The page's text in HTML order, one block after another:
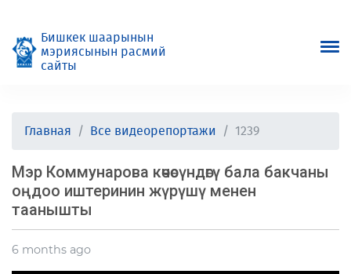
Бишкек шаарынын
мэриясынын расмий
сайты
Главная Все видеорепортажи 1239
Мэр Коммунарова көчөсүндөгү бала бакчаны
оңдоо иштеринин жүрүшү менен
таанышты
6 months ago